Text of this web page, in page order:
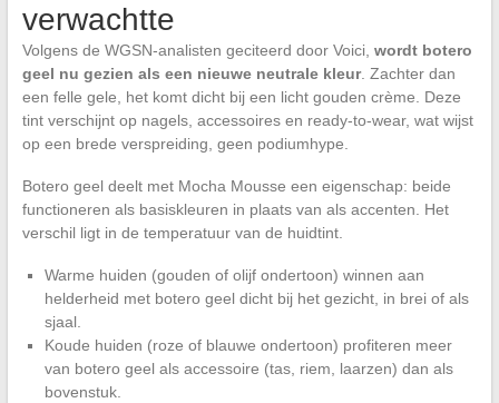
verwachtte
Volgens de WGSN-analisten geciteerd door Voici, wordt botero
geel nu gezien als een nieuwe neutrale kleur. Zachter dan
een felle gele, het komt dicht bij een licht gouden crème. Deze
tint verschijnt op nagels, accessoires en ready-to-wear, wat wijst
op een brede verspreiding, geen podiumhype.
Botero geel deelt met Mocha Mousse een eigenschap: beide
functioneren als basiskleuren in plaats van als accenten. Het
verschil ligt in de temperatuur van de huidtint.
Warme huiden (gouden of olijf ondertoon) winnen aan
helderheid met botero geel dicht bij het gezicht, in brei of als
sjaal.
Koude huiden (roze of blauwe ondertoon) profiteren meer
van botero geel als accessoire (tas, riem, laarzen) dan als
bovenstuk.